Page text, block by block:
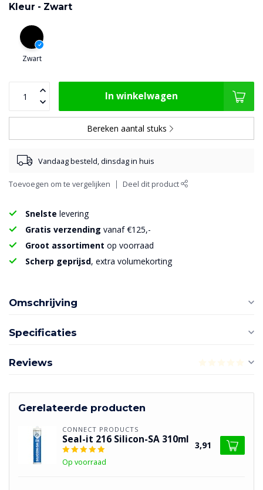
Kleur - Zwart
Zwart
In winkelwagen
Bereken aantal stuks
Vandaag besteld, dinsdag in huis
Toevoegen om te vergelijken Deel dit product
Snelste levering
Gratis verzending vanaf €125,-
Groot assortiment op voorraad
Scherp geprijsd, extra volumekorting
Omschrijving
Specificaties
Reviews
Gerelateerde producten
CONNECT PRODUCTS
Seal-it 216 Silicon-SA 310ml
Op voorraad
3,91